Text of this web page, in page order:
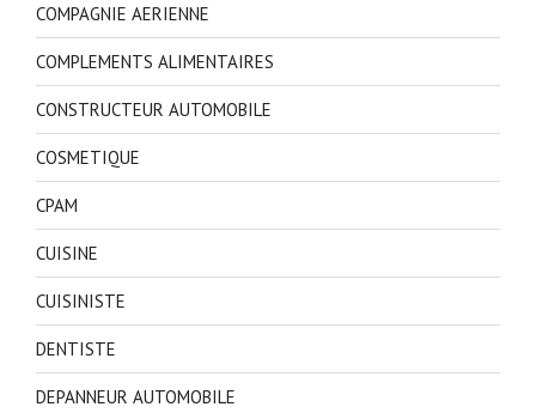
COMPAGNIE AERIENNE
COMPLEMENTS ALIMENTAIRES
CONSTRUCTEUR AUTOMOBILE
COSMETIQUE
CPAM
CUISINE
CUISINISTE
DENTISTE
DEPANNEUR AUTOMOBILE